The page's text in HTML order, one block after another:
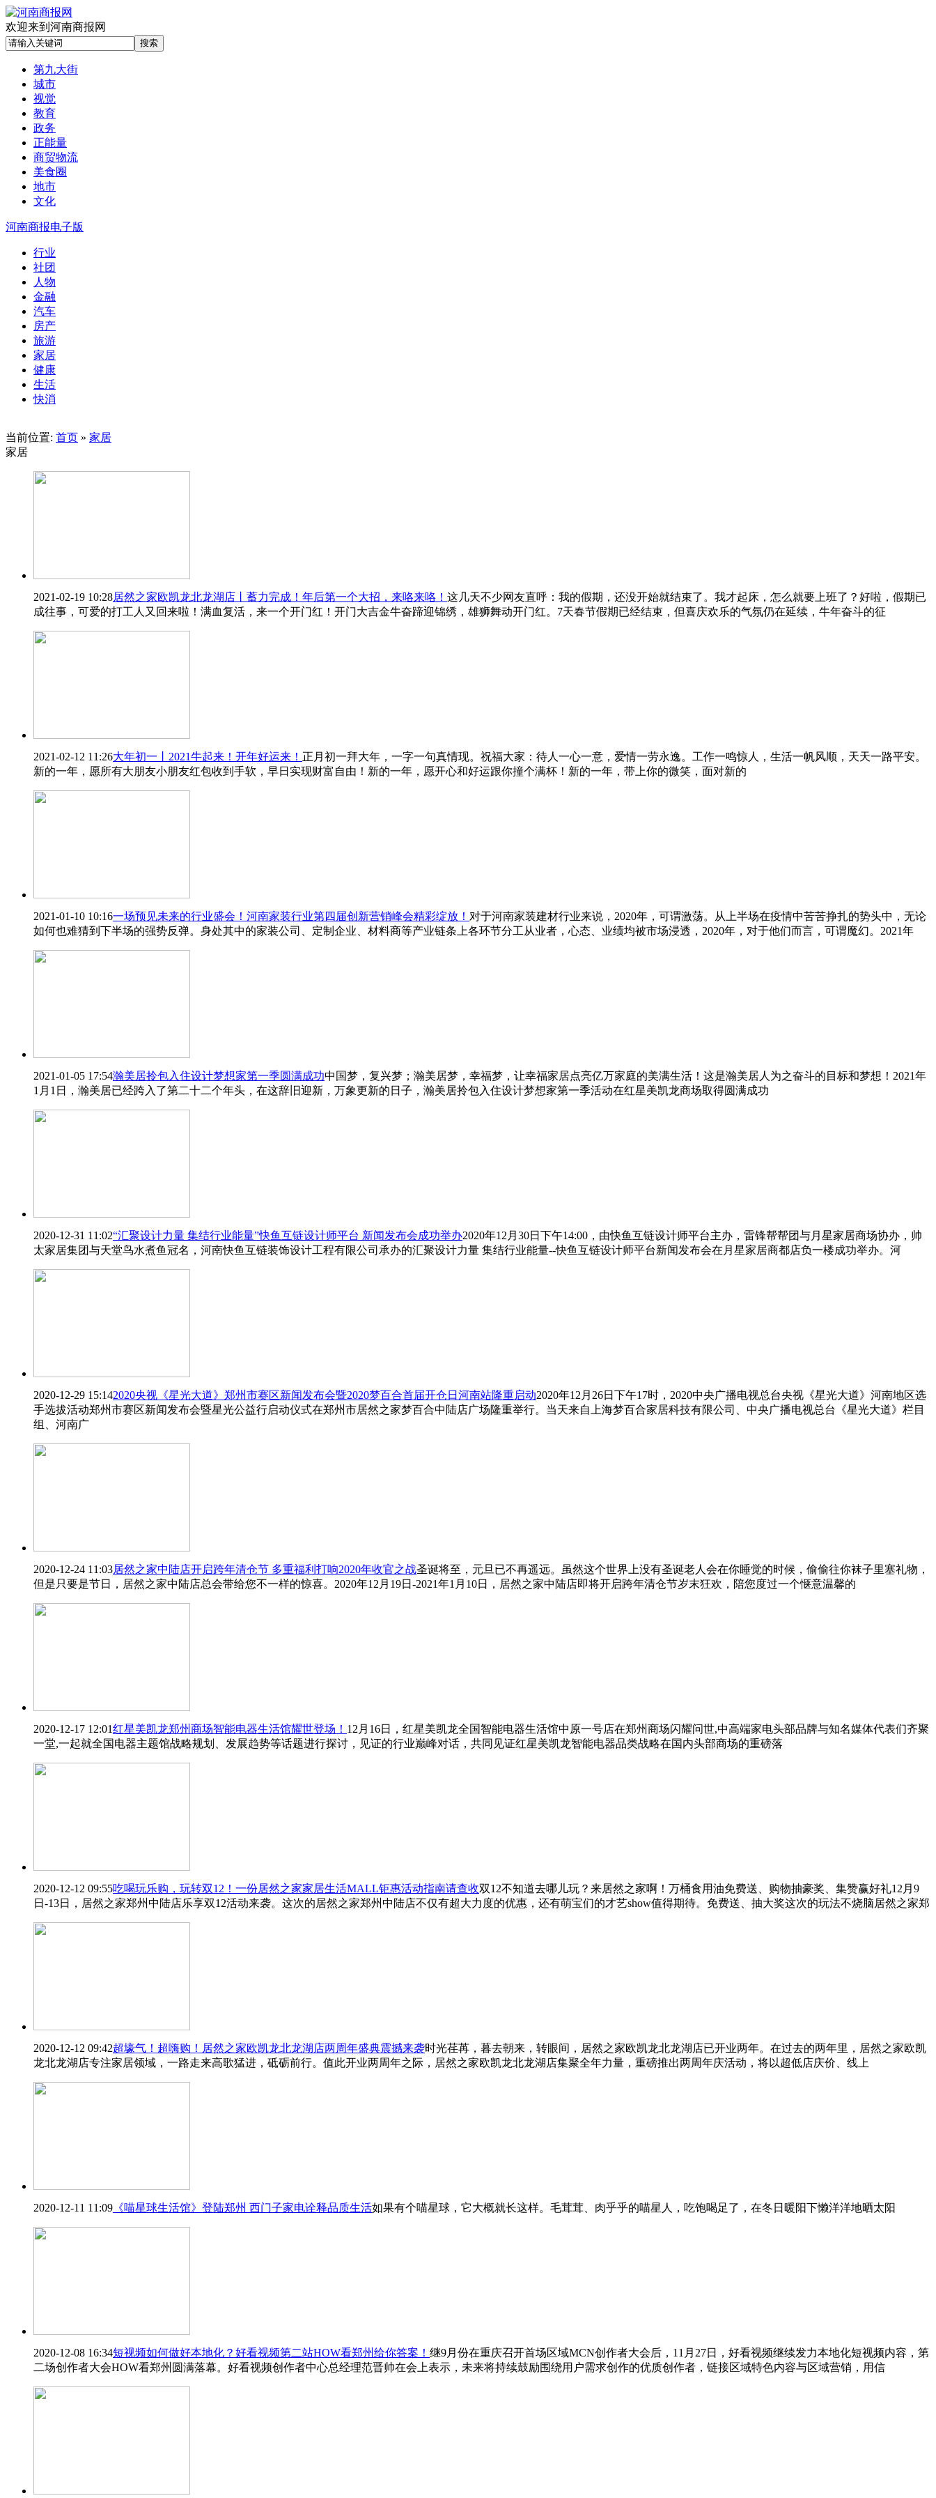
欢迎来到河南商报网
第九大街
城市
视觉
教育
政务
正能量
商贸物流
美食圈
地市
文化
河南商报电子版
行业
社团
人物
金融
汽车
房产
旅游
家居
健康
生活
快消
当前位置: 首页 » 家居
家居
2021-02-19 10:28居然之家欧凯龙北龙湖店丨蓄力完成！年后第一个大招，来咯来咯！ 这几天不少网友直呼：我的假期，还没开始就结束了。我才起床，怎么就要上班了？好啦，假期已
成往事，可爱的打工人又回来啦！满血复活，来一个开门红！开门大吉金牛奋蹄迎锦绣，雄狮舞动开门红。7天春节假期已经结束，但喜庆欢乐的气氛仍在延续，牛年奋斗的征
2021-02-12 11:26大年初一丨2021牛起来！开年好运来！ 正月初一拜大年，一字一句真情现。祝福大家：待人一心一意，爱情一劳永逸。工作一鸣惊人，生活一帆风顺，天天一路平安。
新的一年，愿所有大朋友小朋友红包收到手软，早日实现财富自由！新的一年，愿开心和好运跟你撞个满杯！新的一年，带上你的微笑，面对新的
2021-01-10 10:16一场预见未来的行业盛会！河南家装行业第四届创新营销峰会精彩绽放！ 对于河南家装建材行业来说，2020年，可谓激荡。从上半场在疫情中苦苦挣扎的势头中，无论
如何也难猜到下半场的强势反弹。身处其中的家装公司、定制企业、材料商等产业链条上各环节分工从业者，心态、业绩均被市场浸透，2020年，对于他们而言，可谓魔幻。2021年
2021-01-05 17:54瀚美居拎包入住设计梦想家第一季圆满成功中国梦，复兴梦；瀚美居梦，幸福梦，让幸福家居点亮亿万家庭的美满生活！这是瀚美居人为之奋斗的目标和梦想！2021年
1月1日，瀚美居已经跨入了第二十二个年头，在这辞旧迎新，万象更新的日子，瀚美居拎包入住设计梦想家第一季活动在红星美凯龙商场取得圆满成功
2020-12-31 11:02“汇聚设计力量 集结行业能量”快鱼互链设计师平台 新闻发布会成功举办2020年12月30日下午14:00，由快鱼互链设计师平台主办，雷锋帮帮团与月星家居商场协办，帅
太家居集团与天堂鸟水煮鱼冠名，河南快鱼互链装饰设计工程有限公司承办的汇聚设计力量 集结行业能量--快鱼互链设计师平台新闻发布会在月星家居商都店负一楼成功举办。河
2020-12-29 15:142020央视《星光大道》郑州市赛区新闻发布会暨2020梦百合首届开仓日河南站隆重启动2020年12月26日下午17时，2020中央广播电视总台央视《星光大道》河南地区选
手选拔活动郑州市赛区新闻发布会暨星光公益行启动仪式在郑州市居然之家梦百合中陆店广场隆重举行。当天来自上海梦百合家居科技有限公司、中央广播电视总台《星光大道》栏目
组、河南广
2020-12-24 11:03居然之家中陆店开启跨年清仓节 多重福利打响2020年收官之战圣诞将至，元旦已不再遥远。虽然这个世界上没有圣诞老人会在你睡觉的时候，偷偷往你袜子里塞礼物，
但是只要是节日，居然之家中陆店总会带给您不一样的惊喜。2020年12月19日-2021年1月10日，居然之家中陆店即将开启跨年清仓节岁末狂欢，陪您度过一个惬意温馨的
2020-12-17 12:01红星美凯龙郑州商场智能电器生活馆耀世登场！ 12月16日，红星美凯龙全国智能电器生活馆中原一号店在郑州商场闪耀问世,中高端家电头部品牌与知名媒体代表们齐聚
一堂,一起就全国电器主题馆战略规划、发展趋势等话题进行探讨，见证的行业巅峰对话，共同见证红星美凯龙智能电器品类战略在国内头部商场的重磅落
2020-12-12 09:55吃喝玩乐购，玩转双12！一份居然之家家居生活MALL钜惠活动指南请查收双12不知道去哪儿玩？来居然之家啊！万桶食用油免费送、购物抽豪奖、集赞赢好礼12月9
日-13日，居然之家郑州中陆店乐享双12活动来袭。这次的居然之家郑州中陆店不仅有超大力度的优惠，还有萌宝们的才艺show值得期待。免费送、抽大奖这次的玩法不烧脑居然之家郑
2020-12-12 09:42超壕气！超嗨购！居然之家欧凯龙北龙湖店两周年盛典震撼来袭时光荏苒，暮去朝来，转眼间，居然之家欧凯龙北龙湖店已开业两年。在过去的两年里，居然之家欧凯
龙北龙湖店专注家居领域，一路走来高歌猛进，砥砺前行。值此开业两周年之际，居然之家欧凯龙北龙湖店集聚全年力量，重磅推出两周年庆活动，将以超低店庆价、线上
2020-12-11 11:09 《喵星球生活馆》登陆郑州 西门子家电诠释品质生活如果有个喵星球，它大概就长这样。毛茸茸、肉乎乎的喵星人，吃饱喝足了，在冬日暖阳下懒洋洋地晒太阳
2020-12-08 16:34短视频如何做好本地化？好看视频第二站HOW看郑州给你答案！ 继9月份在重庆召开首场区域MCN创作者大会后，11月27日，好看视频继续发力本地化短视频内容，第
二场创作者大会HOW看郑州圆满落幕。好看视频创作者中心总经理范晋帅在会上表示，未来将持续鼓励围绕用户需求创作的优质创作者，链接区域特色内容与区域营销，用信